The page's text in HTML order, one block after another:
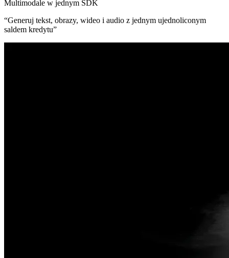
Multimodale w jednym SDK
“Generuj tekst, obrazy, wideo i audio z jednym ujednoliconym
saldem kredytu”